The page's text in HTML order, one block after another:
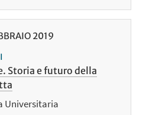
2019
Storia e futuro della
Universitaria